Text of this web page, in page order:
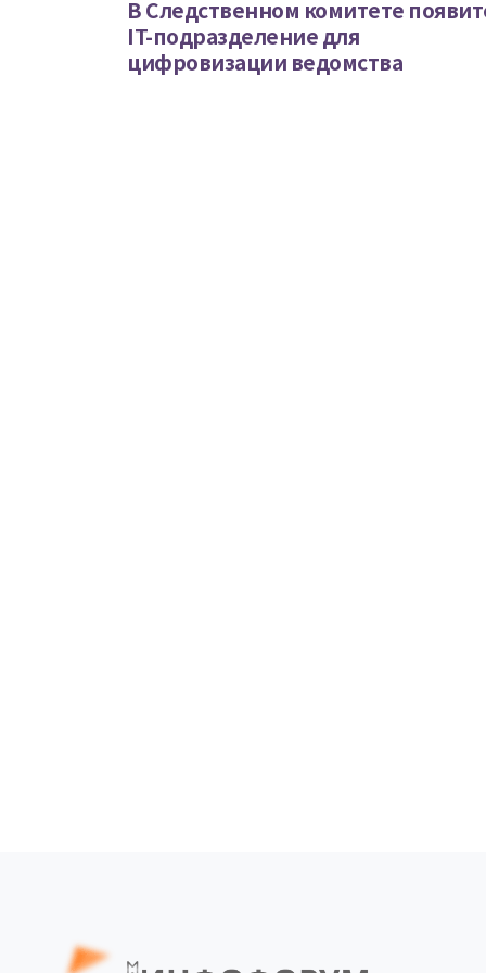
В Следственном комитете
IT-подразделение для
цифровизации ведомства